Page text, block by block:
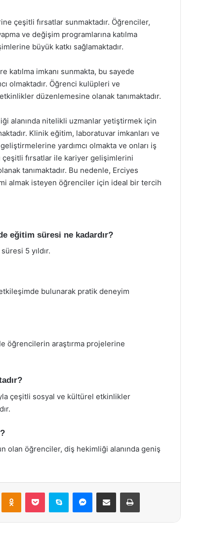
çeşitli fırsatlar sunmaktadır. Öğrenciler,
ve değişim programlarına katılma
büyük katkı sağlamaktadır.
katılma imkanı sunmakta, bu sayede
olmaktadır. Öğrenci kulüpleri ve
düzenlemesine olanak tanımaktadır.
alanında nitelikli uzmanlar yetiştirmek için
Klinik eğitim, laboratuvar imkanları ve
yardımcı olmakta ve onları iş
çeşitli fırsatlar ile kariyer gelişimlerini
tanımaktadır. Bu nedenle, Erciyes
almak isteyen öğrenciler için ideal bir tercih
eğitim süresi ne kadardır?
5 yıldır.
bulunarak pratik deneyim
öğrencilerin araştırma projelerine
çeşitli sosyal ve kültürel etkinlikler
olan öğrenciler, diş hekimliği alanında geniş
Odnoklassniki
Pocket Skype Messenger
E-Posta ile paylaş Yazdır